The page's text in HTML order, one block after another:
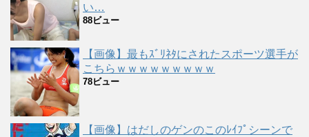
い…
88ビュー
【画像】最もｽﾞﾘﾈﾀにされたスポーツ選手が
こちらｗｗｗｗｗｗｗｗｗ
78ビュー
【画像】はだしのゲンのこのﾚｲﾌﾟシーンで